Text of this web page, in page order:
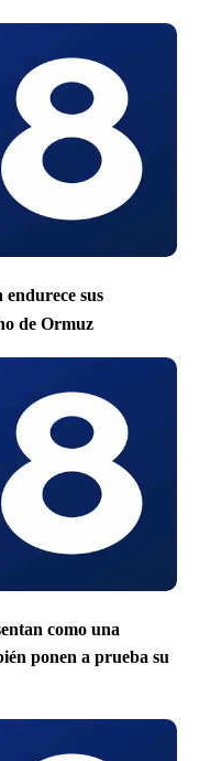
sus
de Ormuz
como una
ponen a prueba su